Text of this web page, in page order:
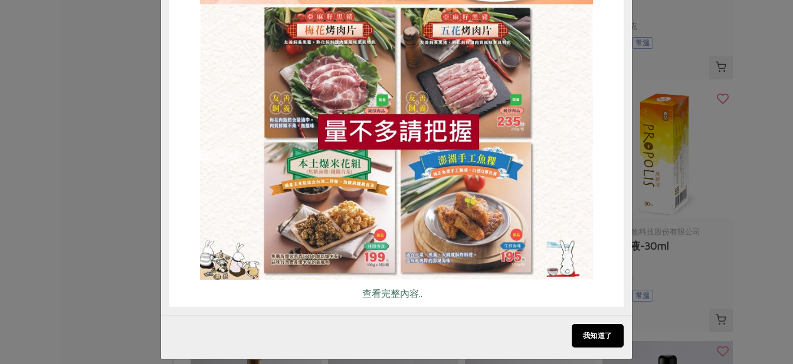
225公克(6入)
奶蛋素
常溫
$45
50公克
全素
常溫
$28
240公克
常溫
有機棉手巾-23*25cm4入
4條/包
知蓮實業有限公司
有機棉中毛巾-34*76cm2
入
2條/包
知蓮實業有限公司
有機棉小方巾-34*38cm4
入
綠藤生物科技股份有限公司
蜂膠液-30ml
30毫升
常溫
惜食 RPET 食譜 減硝酸鹽 雞蛋 食安 共同購買
查看完整內容..
我知道了